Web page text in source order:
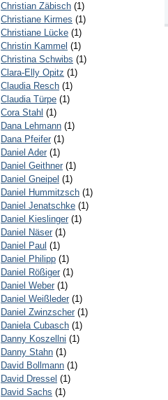
Christian Zäbisch (1)
Christiane Kirmes (1)
Christiane Lücke (1)
Christin Kammel (1)
Christina Schwibs (1)
Clara-Elly Opitz (1)
Claudia Resch (1)
Claudia Türpe (1)
Cora Stahl (1)
Dana Lehmann (1)
Dana Pfeifer (1)
Daniel Ader (1)
Daniel Geithner (1)
Daniel Gneipel (1)
Daniel Hummitzsch (1)
Daniel Jenatschke (1)
Daniel Kieslinger (1)
Daniel Näser (1)
Daniel Paul (1)
Daniel Philipp (1)
Daniel Rößiger (1)
Daniel Weber (1)
Daniel Weißleder (1)
Daniel Zwinzscher (1)
Daniela Cubasch (1)
Danny Koszellni (1)
Danny Stahn (1)
David Bollmann (1)
David Dressel (1)
David Sachs (1)